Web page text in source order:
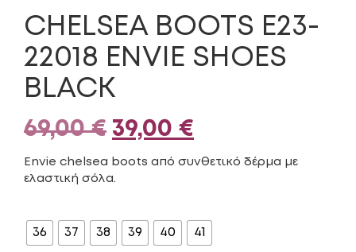
CHELSEA BOOTS E23-
22018 ENVIE SHOES
BLACK
69,00€ Original
price
69,00 €.
39,00 €
τρέχουσα
είναι:
Envie chelsea boots από συνθετικό δέρμα με
ελαστική σόλα.
36 37 38 39 40 41